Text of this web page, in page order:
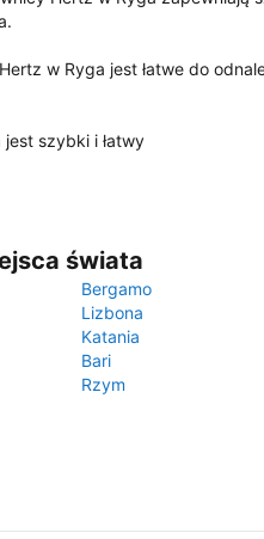
w Ryga jest łatwe do
szybki i łatwy
świata
Bergamo
Lizbona
Katania
Bari
Rzym